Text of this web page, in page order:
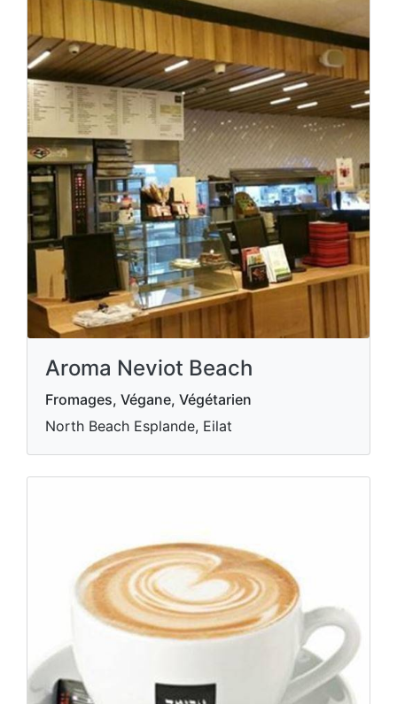
Aroma Neviot Beach
Fromages, Végane, Végétarien
North Beach Esplande, Eilat